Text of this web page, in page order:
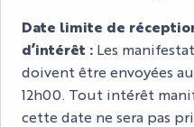
Date limite de
d’intérêt : Les
doivent être envoyées
12h00. Tout intérêt
cette date ne sera pas